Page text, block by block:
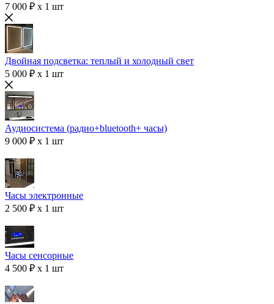
7 000 ₽ x 1 шт
Двойная подсветка: теплый и холодный свет
5 000 ₽ x 1 шт
Аудиосистема (радио+bluetooth+ часы)
9 000 ₽ x 1 шт
Часы электронные
2 500 ₽ x 1 шт
Часы сенсорные
4 500 ₽ x 1 шт